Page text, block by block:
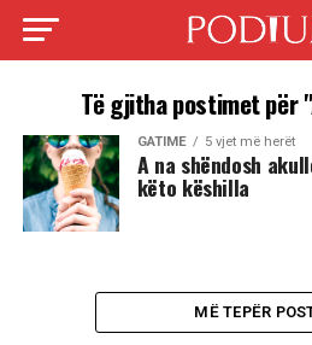
Të gjitha postimet për
GATIME 5 vjet më herët
A na shëndosh
këto këshilla
MË TEPËR